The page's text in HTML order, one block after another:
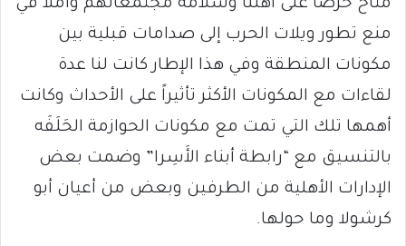
متاح حرصاً على أهلنا وسلامة مجتمعاتهم وأملاً في
منع تطور ويلات الحرب إلى صدامات قبلية بين
مكونات المنطقة وفي هذا الإطار كانت لنا عدة
لقاءات مع المكونات الأكثر تأثيراً على الأحداث وكانت
أهمها تلك التي تمت مع مكونات الحوازمة الحَلَفَه
بالتنسيق مع “رابطة أبناء الأَسِرا” وضمت بعض
الإدارات الأهلية من الطرفين وبعض من أعيان أبو
كرشولا وما حولها.